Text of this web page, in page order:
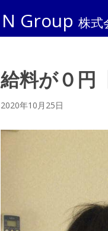
N Group株式
給料が０円
2020年10月25日